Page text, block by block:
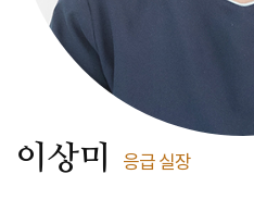
이상미 응급 실장